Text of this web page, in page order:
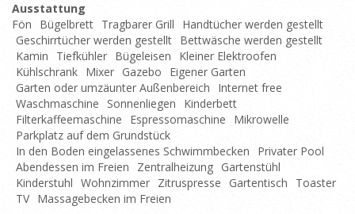
Ausstattung
Fön
Bügelbrett Tragbarer Grill
Handtücher werden gestellt
Geschirrtücher werden gestellt Bettwäsche werden gestellt
Kamin
Tiefkühler Bügeleisen
Kleiner Elektroofen
Kühlschrank Mixer Gazebo
Eigener Garten
Garten oder umzäunter Außenbereich
Internet free
Waschmaschine
Sonnenliegen
Kinderbett
Filterkaffeemaschine
Espressomaschine
Mikrowelle
Parkplatz auf dem Grundstück
In den Boden eingelassenes Schwimmbecken
Privater Pool
Abendessen im Freien
Zentralheizung Gartenstühl
Kinderstuhl Wohnzimmer Zitruspresse Gartentisch
Toaster
TV Massagebecken im Freien